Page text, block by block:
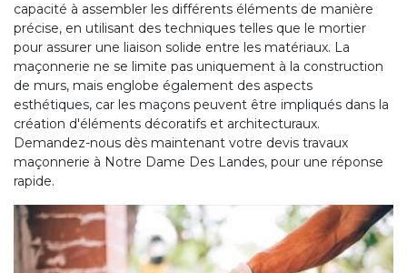
capacité à assembler les différents éléments de manière
précise, en utilisant des techniques telles que le mortier
pour assurer une liaison solide entre les matériaux. La
maçonnerie ne se limite pas uniquement à la construction
de murs, mais englobe également des aspects
esthétiques, car les maçons peuvent être impliqués dans la
création d'éléments décoratifs et architecturaux.
Demandez-nous dès maintenant votre devis travaux
maçonnerie à Notre Dame Des Landes, pour une réponse
rapide.